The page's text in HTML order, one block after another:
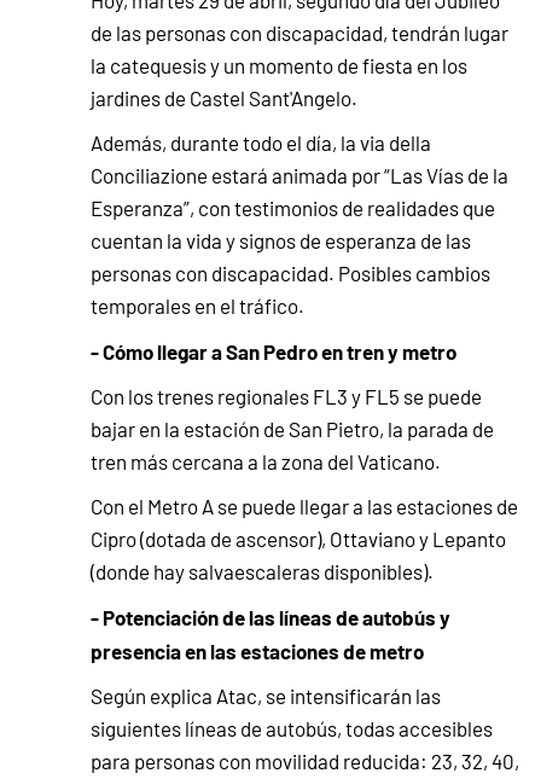
de las personas con discapacidad, tendrán lugar
la catequesis y un momento de fiesta en los
jardines de Castel Sant'Angelo.
Además, durante todo el día, la via della
Conciliazione estará animada por “Las Vías de la
Esperanza”, con testimonios de realidades que
cuentan la vida y signos de esperanza de las
personas con discapacidad. Posibles cambios
temporales en el tráfico.
- Cómo llegar a San Pedro en tren y metro
Con los trenes regionales FL3 y FL5 se puede
bajar en la estación de San Pietro, la parada de
tren más cercana a la zona del Vaticano.
Con el Metro A se puede llegar a las estaciones de
Cipro (dotada de ascensor), Ottaviano y Lepanto
(donde hay salvaescaleras disponibles).
- Potenciación de las líneas de autobús y
presencia en las estaciones de metro
Según explica Atac, se intensificarán las
siguientes líneas de autobús, todas accesibles
para personas con movilidad reducida: 23, 32, 40,